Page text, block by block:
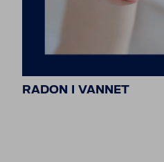
RADON I VANNET